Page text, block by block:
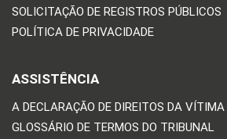
SOLICITAÇÃO DE REGISTROS PÚBLICOS
POLÍTICA DE PRIVACIDADE
ASSISTÊNCIA
A DECLARAÇÃO DE DIREITOS DA VÍTIMA
GLOSSÁRIO DE TERMOS DO TRIBUNAL